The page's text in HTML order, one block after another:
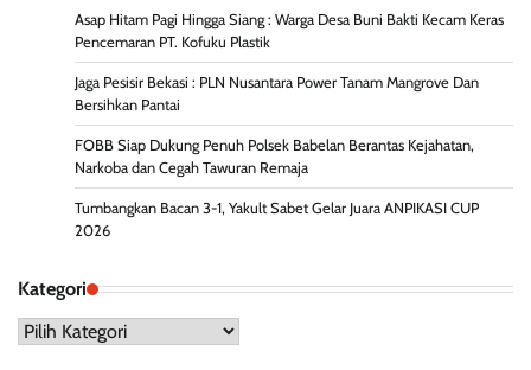
Asap Hitam Pagi Hingga Siang : Warga Desa Buni Bakti Kecam Keras
Pencemaran PT. Kofuku Plastik
Jaga Pesisir Bekasi : PLN Nusantara Power Tanam Mangrove Dan
Bersihkan Pantai
FOBB Siap Dukung Penuh Polsek Babelan Berantas Kejahatan,
Narkoba dan Cegah Tawuran Remaja
Tumbangkan Bacan 3-1, Yakult Sabet Gelar Juara ANPIKASI CUP
2026
Kategori
Kategori